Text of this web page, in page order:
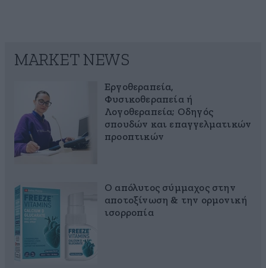
MARKET NEWS
Εργοθεραπεία,
Φυσικοθεραπεία ή
Λογοθεραπεία; Οδηγός
σπουδών και επαγγελματικών
προοπτικών
Ο απόλυτος σύμμαχος στην
αποτοξίνωση & την ορμονική
ισορροπία